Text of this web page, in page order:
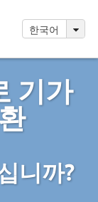
한국어
기가
니까?